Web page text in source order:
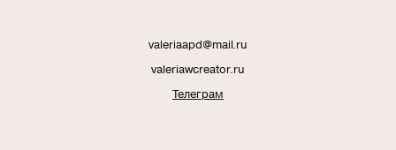
valeriaapd@mail.ru
valeriawcreator.ru
Телеграм